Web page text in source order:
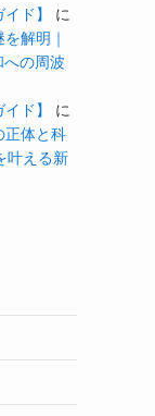
ド】
に
解明｜
の周波
ド】
に
正体と科
叶える新